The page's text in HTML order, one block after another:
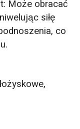
Może obracać
siłę
co